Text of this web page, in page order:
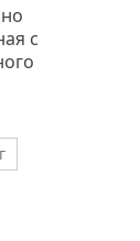
с